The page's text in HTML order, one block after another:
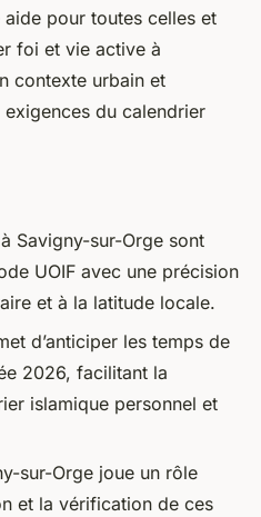
pour toutes celles et
foi et vie active à
contexte urbain et
du calendrier
Savigny-sur-Orge sont
UOIF avec une précision
et à la latitude locale.
d’anticiper les temps de
2026, facilitant la
islamique personnel et
sur-Orge joue un rôle
et la vérification de ces